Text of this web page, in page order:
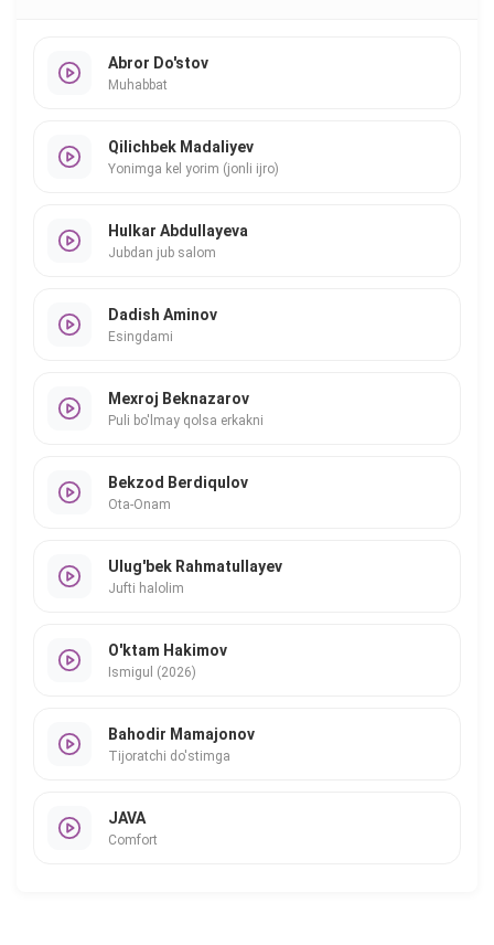
Abror Do'stov
Muhabbat
Qilichbek Madaliyev
Yonimga kel yorim (jonli ijro)
Hulkar Abdullayeva
Jubdan jub salom
Dadish Aminov
Esingdami
Mexroj Beknazarov
Puli bo'lmay qolsa erkakni
Bekzod Berdiqulov
Ota-Onam
Ulug'bek Rahmatullayev
Jufti halolim
O'ktam Hakimov
Ismigul (2026)
Bahodir Mamajonov
Tijoratchi do'stimga
JAVA
Comfort